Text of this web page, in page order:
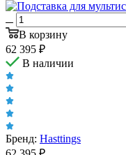
В корзину
62 395 ₽
В наличии
Бренд: Hasttings